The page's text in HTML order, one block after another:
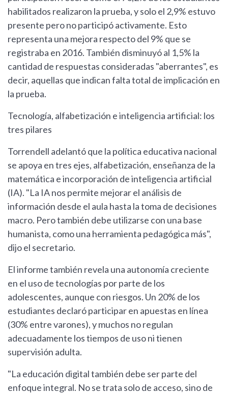
habilitados realizaron la prueba, y solo el 2,9% estuvo
presente pero no participó activamente. Esto
representa una mejora respecto del 9% que se
registraba en 2016. También disminuyó al 1,5% la
cantidad de respuestas consideradas "aberrantes", es
decir, aquellas que indican falta total de implicación en
la prueba.
Tecnología, alfabetización e inteligencia artificial: los
tres pilares
Torrendell adelantó que la política educativa nacional
se apoya en tres ejes, alfabetización, enseñanza de la
matemática e incorporación de inteligencia artificial
(IA). "La IA nos permite mejorar el análisis de
información desde el aula hasta la toma de decisiones
macro. Pero también debe utilizarse con una base
humanista, como una herramienta pedagógica más",
dijo el secretario.
El informe también revela una autonomía creciente
en el uso de tecnologías por parte de los
adolescentes, aunque con riesgos. Un 20% de los
estudiantes declaró participar en apuestas en línea
(30% entre varones), y muchos no regulan
adecuadamente los tiempos de uso ni tienen
supervisión adulta.
"La educación digital también debe ser parte del
enfoque integral. No se trata solo de acceso, sino de